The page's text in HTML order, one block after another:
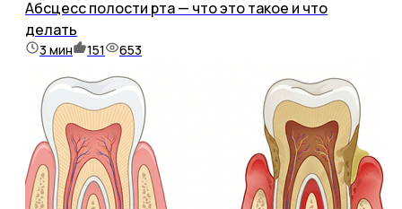
Абсцесс полости рта — что это такое и что
делать
3 мин 151 653